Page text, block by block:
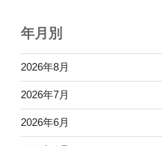
年月別
2026年8月
2026年7月
2026年6月